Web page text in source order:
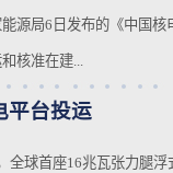
局6日发布的《中国核
核准在建...
平台投运
球首座16兆瓦张力腿浮